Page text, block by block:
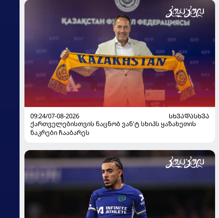
09:24/07-08-2026
ᲡᲮᲕᲐᲓᲐᲡᲮᲕᲐ
ქართველებისთვის ნაცნობ ვან'ტ სხიპს ყაზახეთის
ნაკრები ჩააბარეს